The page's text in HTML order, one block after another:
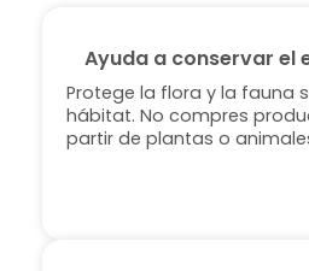
Ayuda a conservar el
Protege la flora y la fauna
hábitat. No compres
partir de plantas o